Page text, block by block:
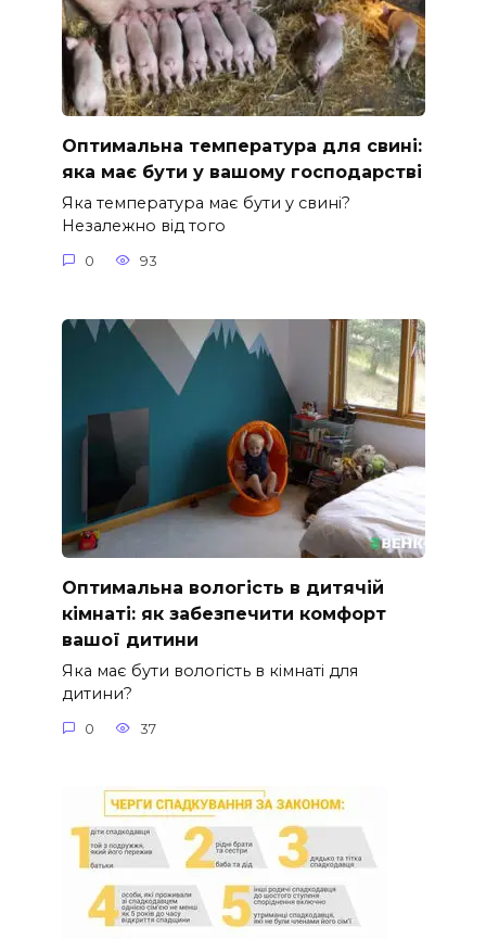
Оптимальна температура для свині:
яка має бути у вашому господарстві
Яка температура має бути у свині?
Незалежно від того
0 93
Оптимальна вологість в дитячій
кімнаті: як забезпечити комфорт
вашої дитини
Яка має бути вологість в кімнаті для
дитини?
0 37